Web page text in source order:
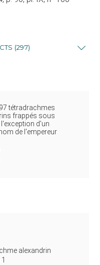
(297)
tétradrachmes
frappés sous
l'exception d'un
de l'empereur
alexandrin